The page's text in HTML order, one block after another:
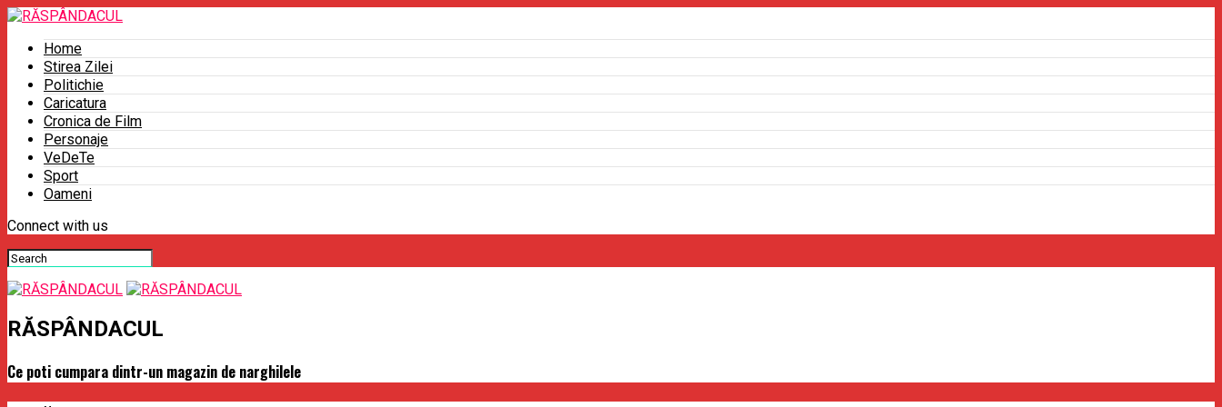
Home
Stirea Zilei
Politichie
Caricatura
Cronica de Film
Personaje
VeDeTe
Sport
Oameni
Connect with us
RĂSPÂNDACUL
Ce poti cumpara dintr-un magazin de narghilele